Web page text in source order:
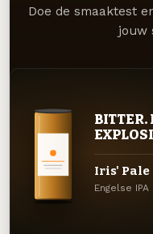
Doe de smaaktest
jouw
BITTER.
Iris'
Engelse